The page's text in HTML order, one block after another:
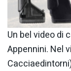
Un bel video di
Appennini. Nel